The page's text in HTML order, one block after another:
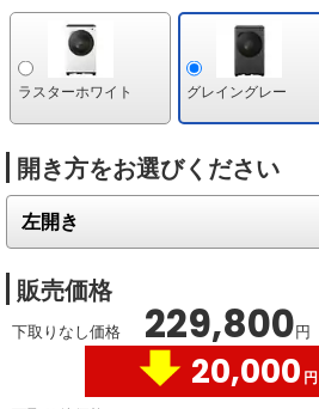
ラスターホワイト グレイングレー
開き方をお選びください
販売価格
下取りなし価格 229,800円
20,000 円